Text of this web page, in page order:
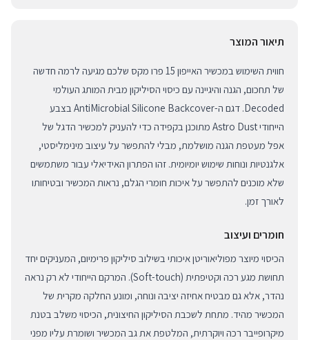
תיאור המוצר
חווית השימוש במכשיר האייפון 15 פרו מקס שלכם מגיעה לרמה חדשה
של תחכום, הגנה והיגיינה עם כיסוי הסיליקון מבית המותג העולמי
Decoded. דגם ה-AntiMicrobial Silicone Backcover בצבע
הייחודי Astro Dust מתוכנן בקפידה כדי להעניק למכשיר הדגל של
אפל מעטפת הגנה מושלמת, מבלי להתפשר על עיצוב מינימליסטי,
אלגנטיות ונוחות שימוש יומיומית. זהו הפתרון האידיאלי עבור משתמשים
שלא מוכנים להתפשר על איכות חומרי הגלם, נראות המכשיר ובטיחותו
לאורך זמן.
חומרים ועיצוב
הכיסוי מיוצר מפוליאוריטן איכותי בשילוב סיליקון פרימיום, המעניקים יחד
תחושת מגע רכה וקטיפתית (Soft-touch). המרקם הייחודי לא רק נראה
נהדר, אלא גם מבטיח אחיזה יציבה ונוחה, ומונע החלקה מקרית של
המכשיר מהיד. מתחת לשכבת הסיליקון החיצונית, הכיסוי משלב בטנת
מיקרופייבר רכה ויוקרתית, המלטפת את גב המכשיר ושומרת עליו מפני